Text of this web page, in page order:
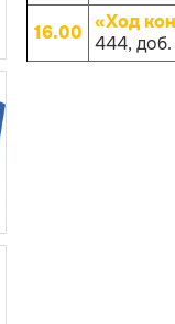
16.00 «Ход
444, доб.